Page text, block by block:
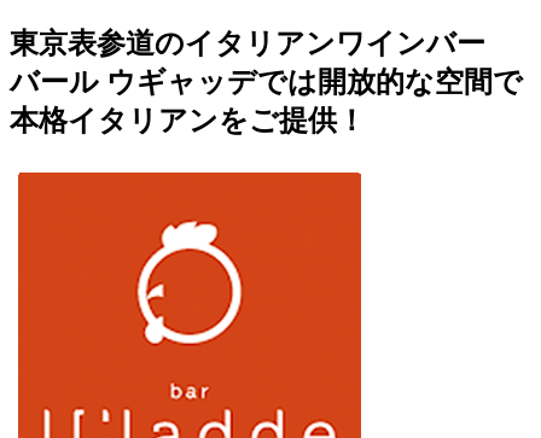
東京表参道のイタリアンワインバー
バール ウギャッデでは開放的な空間で
本格イタリアンをご提供！